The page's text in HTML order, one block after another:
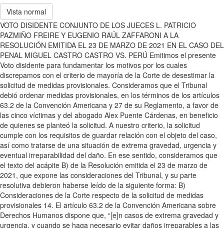
Vista normal
VOTO DISIDENTE CONJUNTO DE LOS JUECES L. PATRICIO
PAZMIÑO FREIRE Y EUGENIO RAÚL ZAFFARONI A LA
RESOLUCIÓN EMITIDA EL 23 DE MARZO DE 2021 EN EL CASO DEL
PENAL MIGUEL CASTRO CASTRO VS. PERÚ Emitimos el presente
Voto disidente para fundamentar los motivos por los cuales
discrepamos con el criterio de mayoría de la Corte de desestimar la
solicitud de medidas provisionales. Consideramos que el Tribunal
debió ordenar medidas provisionales, en los términos de los artículos
63.2 de la Convención Americana y 27 de su Reglamento, a favor de
las cinco víctimas y del abogado Alex Puente Cárdenas, en beneficio
de quienes se planteó la solicitud. A nuestro criterio, la solicitud
cumple con los requisitos de guardar relación con el objeto del caso,
así como tratarse de una situación de extrema gravedad, urgencia y
eventual irreparabilidad del daño. En ese sentido, consideramos que
el texto del acápite B) de la Resolución emitida el 23 de marzo de
2021, que expone las consideraciones del Tribunal, y su parte
resolutiva debieron haberse leído de la siguiente forma: B)
Consideraciones de la Corte respecto de la solicitud de medidas
provisionales 14. El artículo 63.2 de la Convención Americana sobre
Derechos Humanos dispone que, “[e]n casos de extrema gravedad y
urgencia, y cuando se haga necesario evitar daños irreparables a las